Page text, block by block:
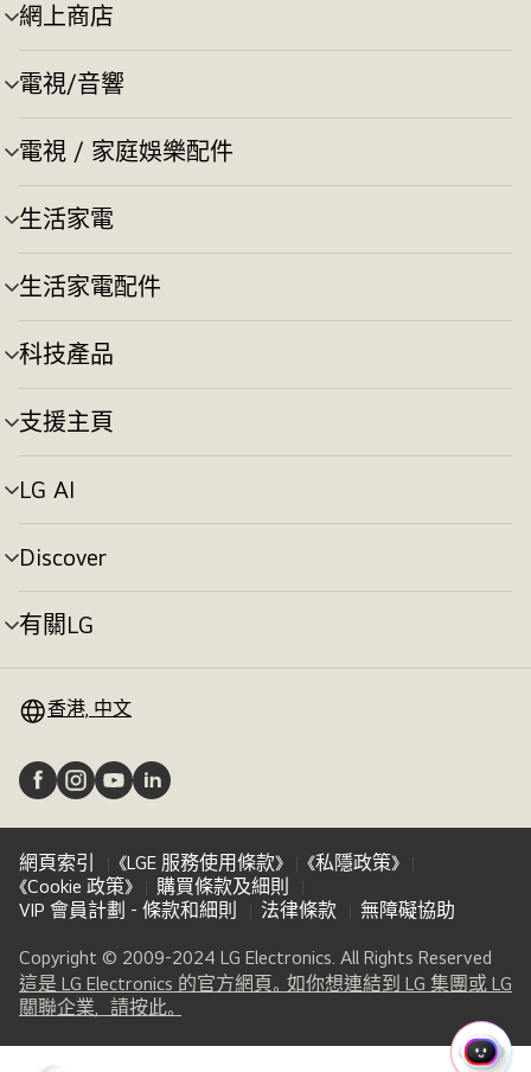
網上商店
選
單
切
換
電視/音響
選
單
切
換
電視 / 家庭娛樂配件
選
單
切
換
生活家電
選
單
切
換
生活家電配件
選
單
切
換
科技產品
選
單
切
換
支援主頁
選
單
切
換
LG AI
選
單
切
換
Discover
選
單
切
換
有關LG
選
換 香港, 中文
網頁索引 《LGE 服務使用條款》
《私隱政策》
《Cookie 政策》
購買條款及細則
VIP 會員計劃 - 條款和細則
法律條款 無障礙協助
Copyright © 2009-2024 LG Electronics. All Rights Reserved
這是 LG Electronics 的官方網頁。如你想連結到 LG 集團或 LG
關聯企業，請按此。
a
快